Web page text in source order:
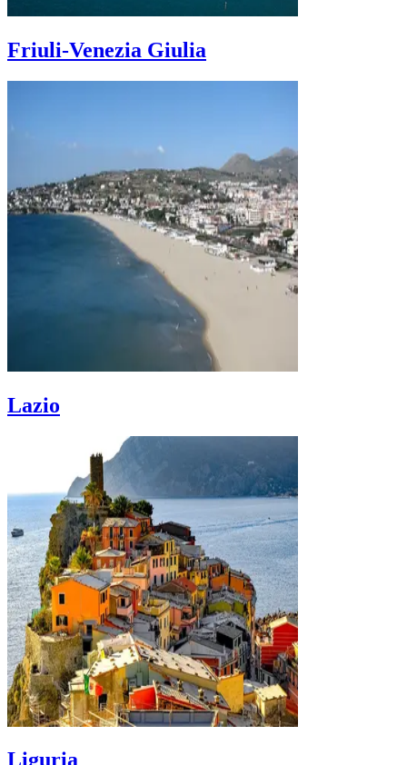
Friuli-Venezia Giulia
Lazio
Liguria